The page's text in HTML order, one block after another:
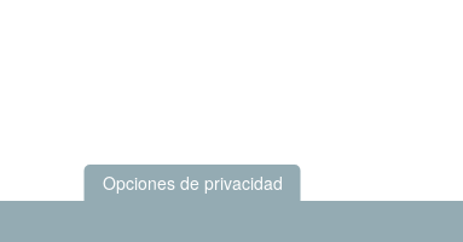
Opciones de privacidad